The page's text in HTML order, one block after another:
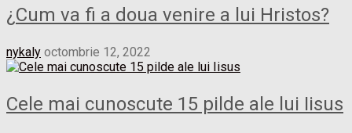
¿Cum va fi a doua venire a lui Hristos?
nykaly octombrie 12, 2022
Cele mai cunoscute 15 pilde ale lui Iisus